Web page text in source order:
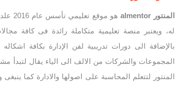
المنتور almentor هو موقع تعليمي تأسس عام 2016 علد يد
له، ويعتبر منصة تعليمية متكاملة رائدة فى كافة
بالإضافة الى دورات تدريبية لفن الإدارة بكافة
المجموعات والشركات من الالف الى الياء يقال
المنتور لتتعلم المحاسبة على اصولها والادارة كما